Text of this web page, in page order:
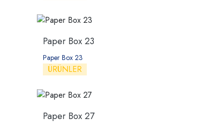
Paper Box 23
Paper Box 23
ÜRÜNLER
Paper Box 27